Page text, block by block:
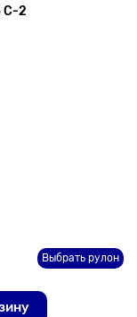
C-2
Выбрать рулон